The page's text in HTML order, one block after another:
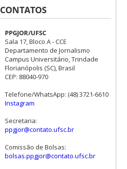
CONTATOS
PPGJOR/UFSC
Sala 17, Bloco A - CCE
Departamento de Jornalismo
Campus Universitário, Trindade
Florianópolis (SC), Brasil
CEP: 88040-970
Telefone/WhatsApp: (48) 3721-6610
Instagram
Secretaria:
ppgjor@contato.ufsc.br
Comissão de Bolsas:
bolsas.ppgjor@contato.ufsc.br